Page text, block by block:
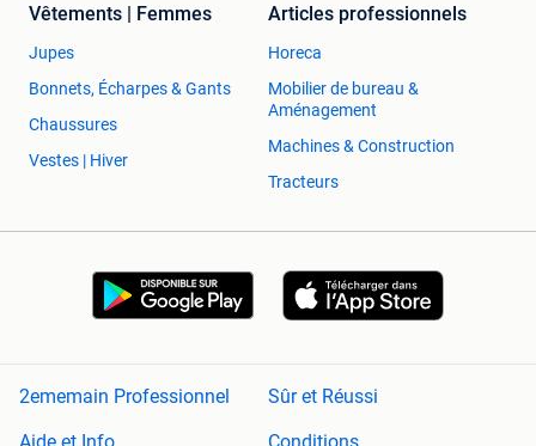
Vêtements | Femmes
Jupes
Bonnets, Écharpes & Gants
Chaussures
Vestes | Hiver
Articles professionnels
Horeca
Mobilier de bureau &
Aménagement
Machines & Construction
Tracteurs
2ememain Professionnel
Sûr et Réussi